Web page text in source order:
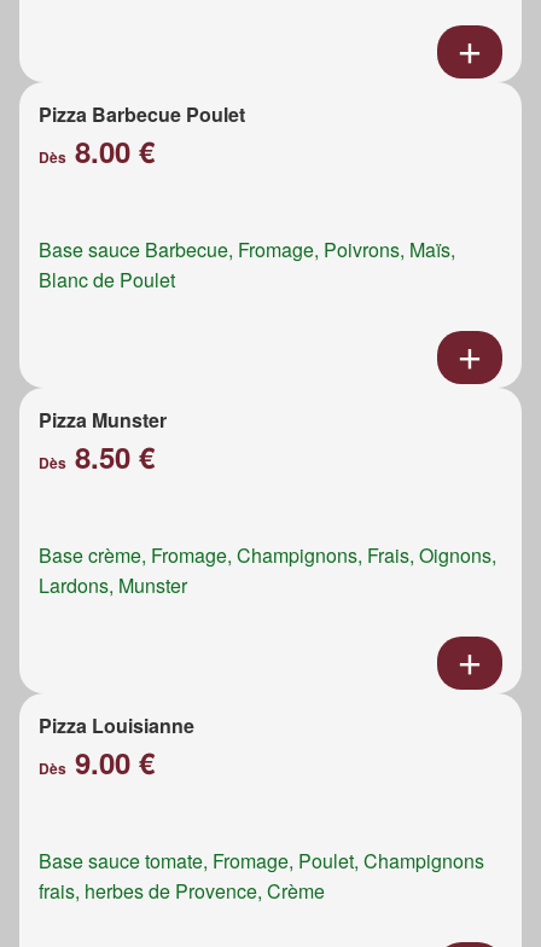
Pizza Barbecue Poulet
Dès 8.00 €
Base sauce Barbecue, Fromage, Poivrons, Maïs,
Blanc de Poulet
Pizza Munster
Dès 8.50 €
Base crème, Fromage, Champignons, Frais, Oignons,
Lardons, Munster
Pizza Louisianne
Dès 9.00 €
Base sauce tomate, Fromage, Poulet, Champignons
frais, herbes de Provence, Crème